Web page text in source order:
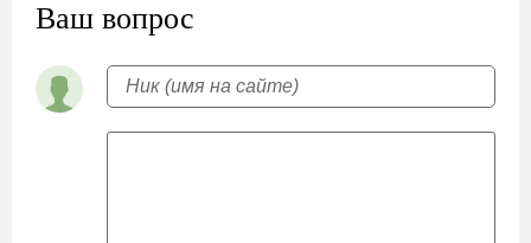
Ваш вопрос